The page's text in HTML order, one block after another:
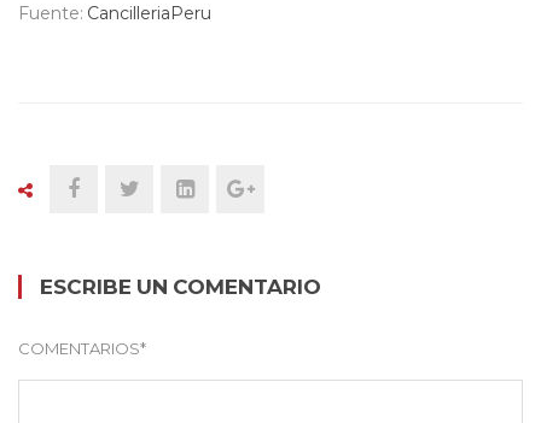
Fuente: CancilleriaPeru
ESCRIBE UN COMENTARIO
COMENTARIOS*